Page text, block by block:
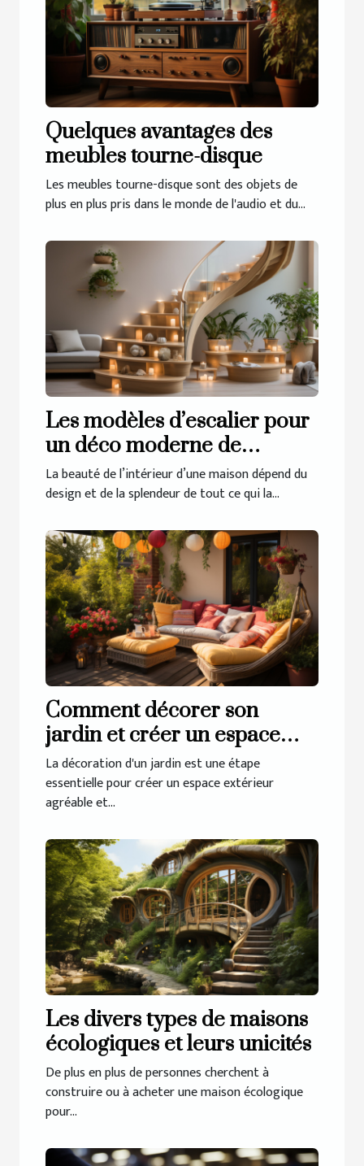
Quelques avantages des
meubles tourne-disque
Les meubles tourne-disque sont des objets de
plus en plus pris dans le monde de l'audio et du...
Les modèles d’escalier pour
un déco moderne de
l’intérieur
La beauté de l’intérieur d’une maison dépend du
design et de la splendeur de tout ce qui la...
Comment décorer son
jardin et créer un espace
extérieur accueillant ?
La décoration d'un jardin est une étape
essentielle pour créer un espace extérieur
agréable et...
Les divers types de maisons
écologiques et leurs unicités
De plus en plus de personnes cherchent à
construire ou à acheter une maison écologique
pour...